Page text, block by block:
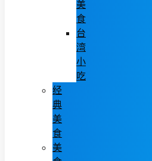
美
食
台
湾
小
吃
经
典
美
食
美